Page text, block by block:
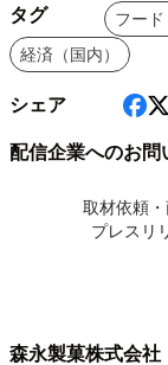
タグ フー
経済（国内）
シェア
配信企業へのお問
取材依頼
プレスリ
森永製菓株式会社